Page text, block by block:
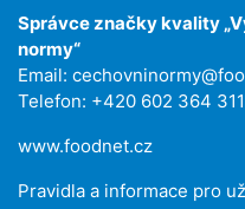
Správce značky kvality
normy“
Email:
Telefon: +420 602 364 311
www.foodnet.cz
Pravidla a informace pro